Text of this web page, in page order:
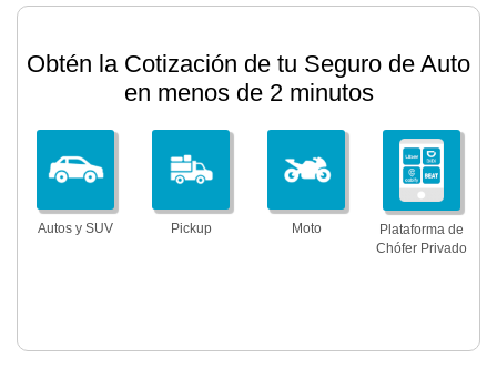
Obtén la Cotización de tu Seguro de Auto
en menos de 2 minutos
Autos y SUV Pickup Moto
Plataforma de
Chófer Privado